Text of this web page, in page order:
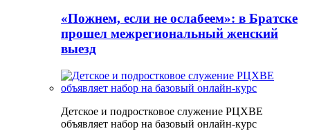
«Пожнем, если не ослабеем»: в Братске
прошел межрегиональный женский
выезд
Детское и подростковое служение РЦХВЕ
объявляет набор на базовый онлайн-курс